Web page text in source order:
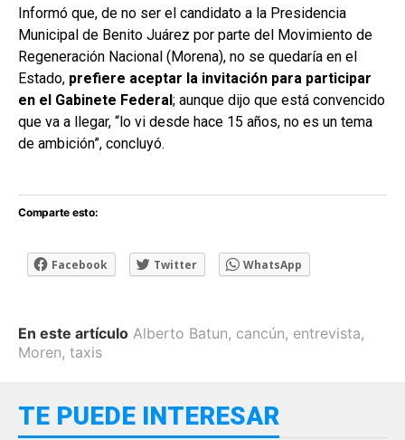
Informó que, de no ser el candidato a la Presidencia
Municipal de Benito Juárez por parte del Movimiento de
Regeneración Nacional (Morena), no se quedaría en el
Estado, prefiere aceptar la invitación para participar
en el Gabinete Federal ; aunque dijo que está convencido
que va a llegar, “lo vi desde hace 15 años, no es un tema
de ambición”, concluyó.
Comparte esto:
Facebook Twitter WhatsApp
En este artículo Alberto Batun, cancún, entrevista,
Moren, taxis
TE PUEDE INTERESAR